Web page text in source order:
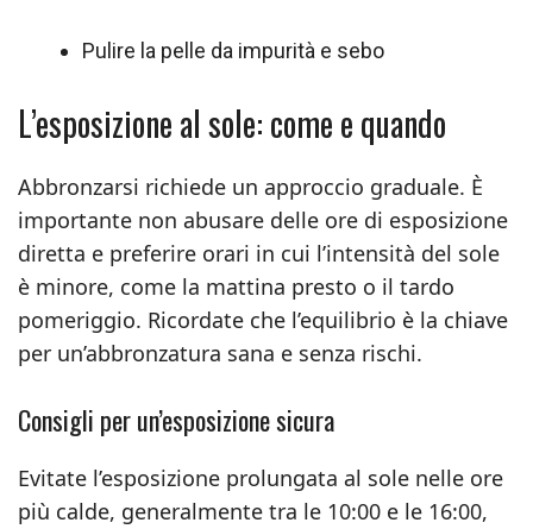
Pulire la pelle da impurità e sebo
L’esposizione al sole: come e quando
Abbronzarsi richiede un approccio graduale. È
importante non abusare delle ore di esposizione
diretta e preferire orari in cui l’intensità del sole
è minore, come la mattina presto o il tardo
pomeriggio. Ricordate che l’equilibrio è la chiave
per un’abbronzatura sana e senza rischi.
Consigli per un’esposizione sicura
Evitate l’esposizione prolungata al sole nelle ore
più calde, generalmente tra le 10:00 e le 16:00,